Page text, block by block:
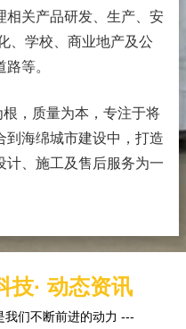
相关产品研发、生产、安
、学校、商业地产及公
等。
，质量为本，专注于将
到海绵城市建设中，打造
计、施工及售后服务为一
技· 动态资讯
们不断前进的动力 ---